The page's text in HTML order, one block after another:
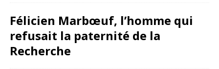
Félicien Marbœuf, l’homme qui
refusait la paternité de la
Recherche